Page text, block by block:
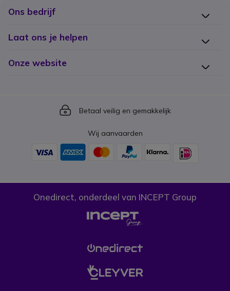
Ons bedrijf
Laat ons je helpen
Onze website
Icon
Betaal veilig en gemakkelijk
Wij aanvaarden
Onedirect, onderdeel van INCEPT Group